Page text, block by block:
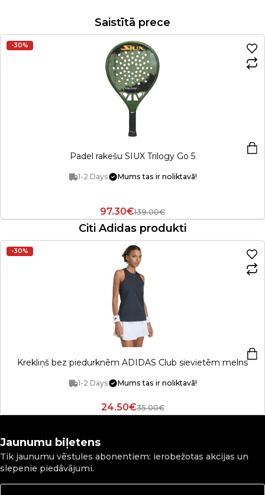
Saistītā prece
-30%
Padel rakešu SIUX Trilogy Go 5
1-2 Days Mums tas ir noliktavā!
97.30€139.00€
Citi Adidas produkti
-30%
Krekliņš bez piedurknēm ADIDAS Club sievietēm melns
1-2 Days Mums tas ir noliktavā!
24.50€35.00€
Jaunumu biļetens
Tik jaunumu vēstules abonentiem: ierobežotas akcijas un
slepenie piedāvājumi.